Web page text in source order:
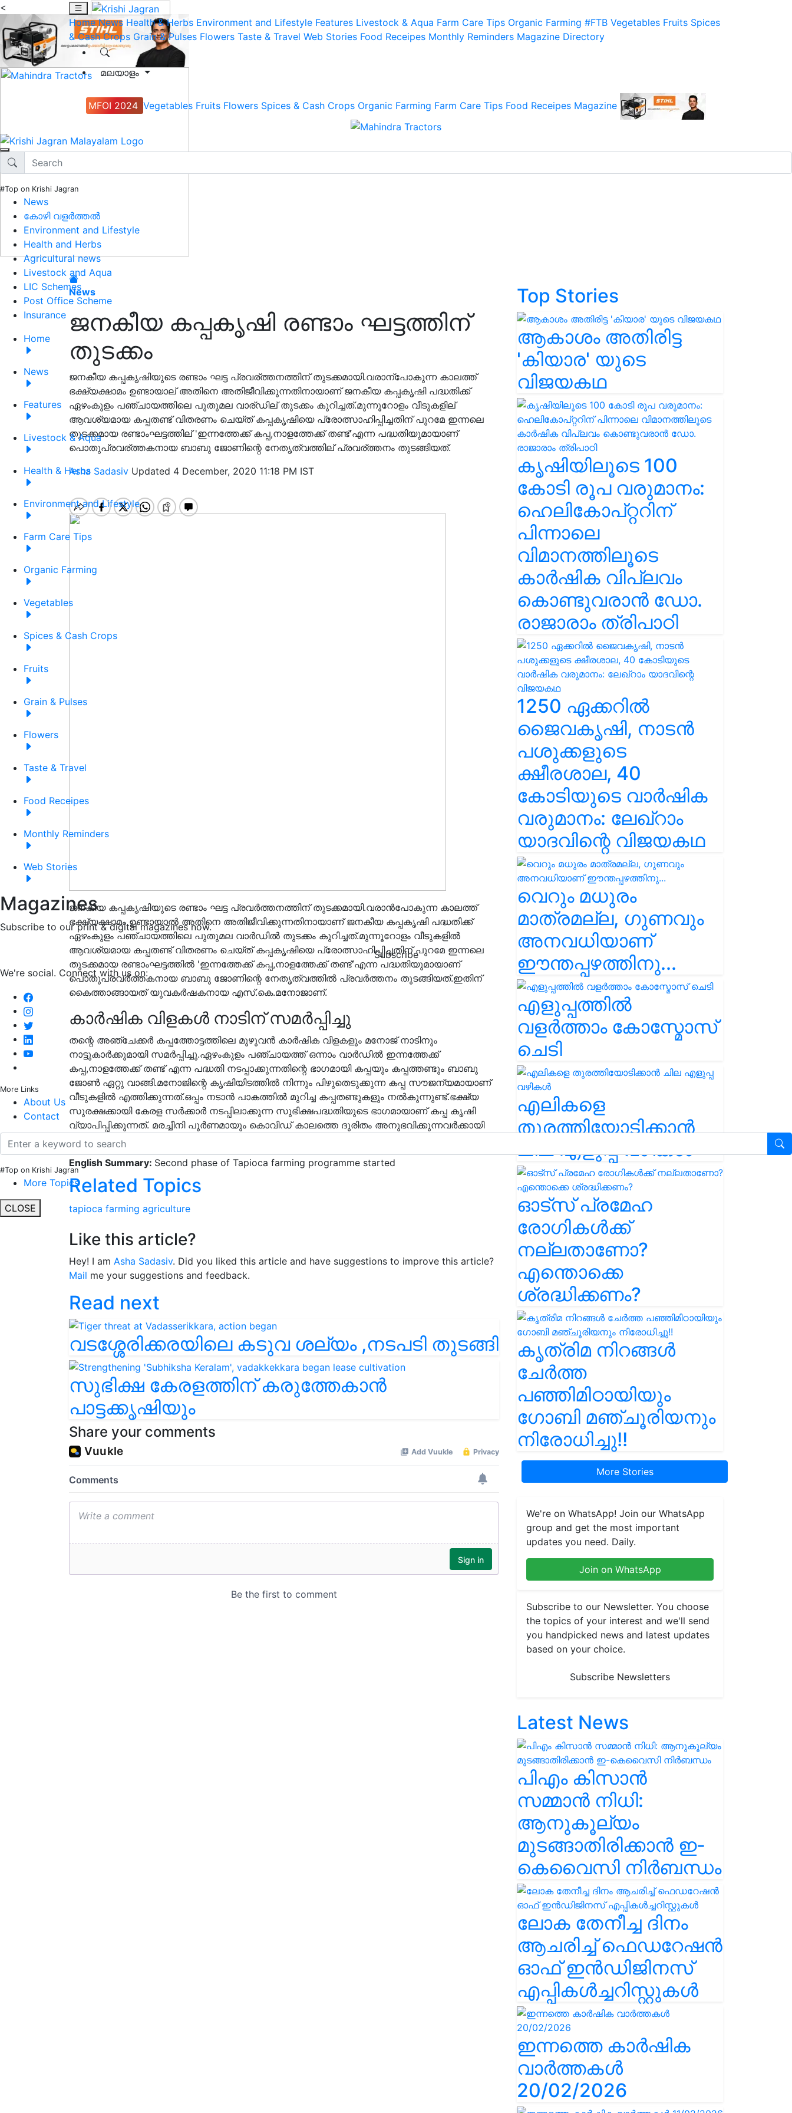
<
Home News Health & Herbs Environment and Lifestyle Features Livestock & Aqua Farm Care Tips Organic Farming #FTB Vegetables Fruits Spices
& Cash Crops Grain & Pulses Flowers Taste & Travel Web Stories Food Receipes Monthly Reminders Magazine Directory
മലയാളം
MFOI 2024 Vegetables Fruits Flowers Spices & Cash Crops Organic Farming Farm Care Tips Food Receipes Magazine
#Top on Krishi Jagran
News
കോഴി വളർത്തൽ
Environment and Lifestyle
Health and Herbs
Agricultural news
Livestock and Aqua
LIC Schemes
Post Office Scheme
Insurance
Home
News
Features
Livestock & Aqua
Health & Herbs
Environment and Lifestyle
Farm Care Tips
Organic Farming
Vegetables
Spices & Cash Crops
Fruits
Grain & Pulses
Flowers
Taste & Travel
Food Receipes
Monthly Reminders
Web Stories
Magazines
Subscribe to our print & digital magazines now.
Subscribe
We're social. Connect with us on:
More Links
About Us
Contact
#Top on Krishi Jagran
More Topics
CLOSE
News
ജനകീയ കപ്പകൃഷി രണ്ടാം ഘട്ടത്തിന്
തുടക്കം
ജനകീയ കപ്പകൃഷിയുടെ രണ്ടാം ഘട്ട പ്രവര്ത്തനത്തിന് തുടക്കമായി.വരാന്പോകുന്ന കാലത്ത്
ഭക്ഷ്യക്ഷാമം ഉണ്ടായാല് അതിനെ അതിജീവിക്കുന്നതിനായാണ് ജനകീയ കപ്പകൃഷി പദ്ധതിക്ക്
ഏഴംകുളം പഞ്ചായത്തിലെ പുതുമല വാര്ഡില് തുടക്കം കുറിച്ചത്.മുന്നൂറോളം വീടുകളില്
ആവശ്യമായ കപ്പതണ്ട് വിതരണം ചെയ്ത് കപ്പകൃഷിയെ പ്രോത്സാഹിപ്പിച്ചതിന് പുറമേ ഇന്നലെ
തുടക്കമായ രണ്ടാംഘട്ടത്തില് 'ഇന്നത്തേക്ക് കപ്പ,നാളത്തേക്ക് തണ്ട്'എന്ന പദ്ധതിയുമായാണ്
പൊതുപ്രവര്ത്തകനായ ബാബു ജോണിന്റെ നേതൃത്വത്തില് പ്രവര്ത്തനം തുടങ്ങിയത്.
Asha Sadasiv Updated 4 December, 2020 11:18 PM IST
ജനകീയ കപ്പകൃഷിയുടെ രണ്ടാം ഘട്ട പ്രവര്‍ത്തനത്തിന് തുടക്കമായി.വരാന്‍പോകുന്ന കാലത്ത്
ഭക്ഷ്യക്ഷാമം ഉണ്ടായാല്‍ അതിനെ അതിജീവിക്കുന്നതിനായാണ് ജനകീയ കപ്പകൃഷി പദ്ധതിക്ക്
ഏഴംകുളം പഞ്ചായത്തിലെ പുതുമല വാര്‍ഡില്‍ തുടക്കം കുറിച്ചത്.മുന്നൂറോളം വീടുകളില്‍
ആവശ്യമായ കപ്പതണ്ട് വിതരണം ചെയ്ത് കപ്പകൃഷിയെ പ്രോത്സാഹിപ്പിച്ചതിന് പുറമേ ഇന്നലെ
തുടക്കമായ രണ്ടാംഘട്ടത്തില്‍ 'ഇന്നത്തേക്ക് കപ്പ,നാളത്തേക്ക് തണ്ട്'എന്ന പദ്ധതിയുമായാണ്
പൊതുപ്രവര്‍ത്തകനായ ബാബു ജോണിന്റെ നേതൃത്വത്തില്‍ പ്രവര്‍ത്തനം തുടങ്ങിയത്.ഇതിന്
കൈത്താങ്ങായത് യുവകര്‍ഷകനായ എസ്.കെ.മനോജാണ്.
കാര്‍ഷിക വിളകള്‍ നാടിന് സമ‌ര്‍പ്പിച്ചു
തന്റെ അഞ്ചേക്കര്‍ കപ്പത്തോട്ടത്തിലെ മുഴുവന്‍ കാര്‍ഷിക വിളകളും മനോജ് നാടിനും
നാട്ടുകാര്‍ക്കുമായി സമര്‍പ്പിച്ചു.ഏഴംകുളം പഞ്ചായത്ത് ഒന്നാം വാര്‍ഡില്‍ ഇന്നത്തേക്ക്
കപ്പ,നാളത്തേക്ക് തണ്ട് എന്ന പദ്ധതി നടപ്പാക്കുന്നതിന്റെ ഭാഗമായി കപ്പയും കപ്പത്തണ്ടും ബാബു
ജോണ്‍ ഏറ്റു വാങ്ങി.മനോജിന്റെ കൃഷിയിടത്തില്‍ നിന്നും പിഴുതെടുക്കുന്ന കപ്പ സൗജന്യമായാണ്
വീടുകളില്‍ എത്തിക്കുന്നത്.ഒപ്പം നടാന്‍ പാകത്തില്‍ മുറിച്ച കപ്പതണ്ടുകളും നല്‍കുന്നുണ്ട്.ഭക്ഷ്യ
സുരക്ഷക്കായി കേരള സര്‍ക്കാര്‍ നടപ്പിലാക്കുന്ന സുഭിക്ഷപദ്ധതിയുടെ ഭാഗമായാണ് കപ്പ കൃഷി
വ്യാപിപ്പിക്കുന്നത്. മരച്ചീനി പൂര്‍ണമായും കൊവിഡ് കാലത്തെ ദുരിതം അനുഭവിക്കുന്നവര്‍ക്കായി
നല്‍കിയതോടെ ഒരു പ്രദേശത്തെ ജനതയ്ക്ക് സൗജന്യമായി കപ്പലഭ്യമാക്കുന്നതിനു കഴിഞ്ഞു.
English Summary: Second phase of Tapioca farming programme started
Related Topics
tapioca farming agriculture
Like this article?
Hey! I am Asha Sadasiv. Did you liked this article and have suggestions to improve this article?
Mail me your suggestions and feedback.
Read next
വടശ്ശേരിക്കരയിലെ കടുവ ശല്യം ,നടപടി തുടങ്ങി
സുഭിക്ഷ കേരളത്തിന് കരുത്തേകാൻ
പാട്ടക്കൃഷിയും
Share your comments
Top Stories
ആകാശം അതിരിട്ട
'കിയാര' യുടെ
വിജയകഥ
കൃഷിയിലൂടെ 100
കോടി രൂപ വരുമാനം:
ഹെലികോപ്റ്ററിന്
പിന്നാലെ
വിമാനത്തിലൂടെ
കാർഷിക വിപ്ലവം
കൊണ്ടുവരാൻ ഡോ.
രാജാരാം ത്രിപാഠി
1250 ഏക്കറിൽ
ജൈവകൃഷി, നാടൻ
പശുക്കളുടെ
ക്ഷീരശാല, 40
കോടിയുടെ വാർഷിക
വരുമാനം: ലേഖ്‌റാം
യാദവിന്റെ വിജയകഥ
വെറും മധുരം
മാത്രമല്ല, ഗുണവും
അനവധിയാണ്
ഈന്തപ്പഴത്തിനു...
എളുപ്പത്തിൽ
വളർത്താം കോസ്മോസ്
ചെടി
എലികളെ
തുരത്തിയോടിക്കാൻ
ചില എളുപ്പ വഴികൾ
ഓട്സ് പ്രമേഹ
രോഗികൾക്ക്
നല്ലതാണോ?
എന്തൊക്കെ
ശ്രദ്ധിക്കണം?
കൃത്രിമ നിറങ്ങൾ
ചേർത്ത
പഞ്ഞിമിഠായിയും
ഗോബി മഞ്ചൂരിയനും
നിരോധിച്ചു!!
More Stories
We're on WhatsApp! Join our WhatsApp
group and get the most important
updates you need. Daily.
Join on WhatsApp
Subscribe to our Newsletter. You choose
the topics of your interest and we'll send
you handpicked news and latest updates
based on your choice.
Subscribe Newsletters
Latest News
പിഎം കിസാൻ
സമ്മാൻ നിധി:
ആനുകൂല്യം
മുടങ്ങാതിരിക്കാൻ ഇ-
കെവൈസി നിർബന്ധം
ലോക തേനീച്ച ദിനം
ആചരിച്ച് ഫെഡറേഷൻ
ഓഫ് ഇൻഡിജിനസ്
എപ്പികൾച്ചറിസ്റ്റുകൾ
ഇന്നത്തെ കാർഷിക
വാർത്തകൾ
20/02/2026